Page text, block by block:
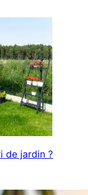
de jardin ?